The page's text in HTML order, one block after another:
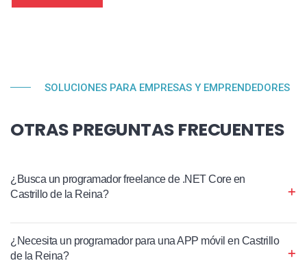
SOLUCIONES PARA EMPRESAS Y EMPRENDEDORES
OTRAS PREGUNTAS FRECUENTES
¿Busca un programador freelance de .NET Core en
Castrillo de la Reina?
¿Necesita un programador para una APP móvil en Castrillo
de la Reina?